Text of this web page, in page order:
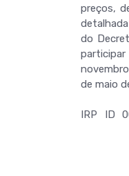
preços,
do
de maio
IRP ID